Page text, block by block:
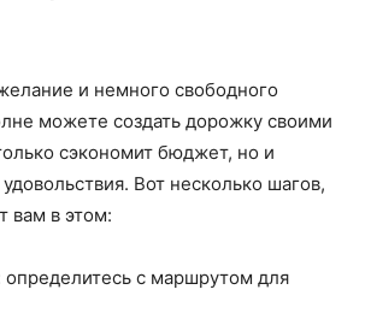
и немного свободного
можете создать дорожку своими
сэкономит бюджет, но и
Вот несколько шагов,
вам в этом:
с маршрутом для